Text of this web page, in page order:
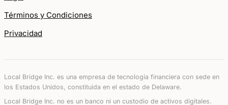
Términos y Condiciones
Privacidad
Local Bridge Inc. es una empresa de tecnología financiera con sede en
los Estados Unidos, constituida en el estado de Delaware.
Local Bridge Inc. no es un banco ni un custodio de activos digitales.